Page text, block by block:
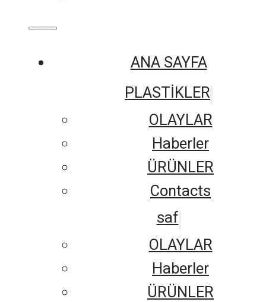
ANA SAYFA
PLASTİKLER
OLAYLAR
Haberler
ÜRÜNLER
Contacts
saf
OLAYLAR
Haberler
ÜRÜNLER